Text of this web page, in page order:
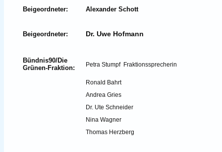
Beigeordneter: Alexander Schott
Beigeordneter: Dr. Uwe Hofmann
Bündnis90/Die
Grünen-Fraktion:
Petra Stumpf Fraktionssprecherin
Ronald Bahrt
Andrea Gries
Dr. Ute Schneider
Nina Wagner
Thomas Herzberg